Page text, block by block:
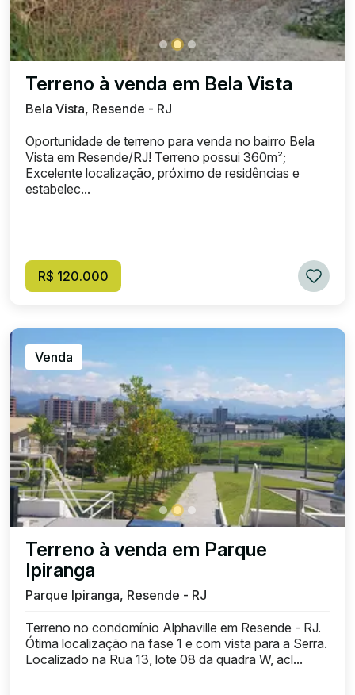
Terreno à venda em Bela Vista
Bela Vista, Resende - RJ
Oportunidade de terreno para venda no bairro Bela
Vista em Resende/RJ! Terreno possui 360m²;
Excelente localização, próximo de residências e
estabelec...
R$ 120.000
Venda
Terreno à venda em Parque
Ipiranga
Parque Ipiranga, Resende - RJ
Terreno no condomínio Alphaville em Resende - RJ.
Ótima localização na fase 1 e com vista para a Serra.
Localizado na Rua 13, lote 08 da quadra W, acl...